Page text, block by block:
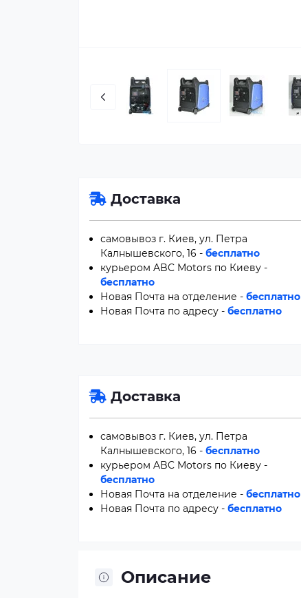
Доставка
самовывоз г. Киев, ул. Петра
Калнышевского, 16 - бесплатно
курьером ABC Motors по Киеву -
бесплатно
Новая Почта на отделение - бесплатно
Новая Почта по адресу - бесплатно
Доставка
самовывоз г. Киев, ул. Петра
Калнышевского, 16 - бесплатно
курьером ABC Motors по Киеву -
бесплатно
Новая Почта на отделение - бесплатно
Новая Почта по адресу - бесплатно
Описание